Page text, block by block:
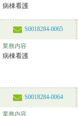
病棟看護
S0018284-0065
業務内容
病棟看護
S0018284-0064
業務内容